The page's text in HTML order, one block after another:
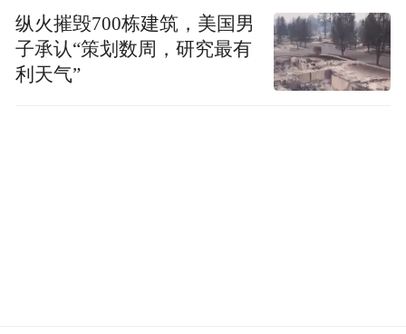
纵火摧毁700栋建筑，美国男
子承认“策划数周，研究最有
利天气”